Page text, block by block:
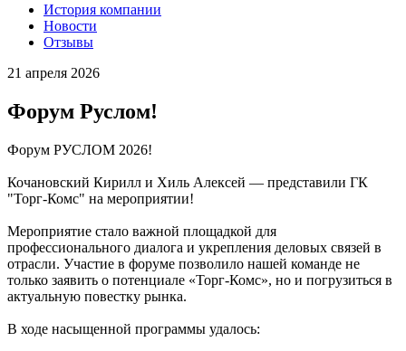
История компании
Новости
Отзывы
21 апреля 2026
Форум Руслом!
Форум РУСЛОМ 2026!
Кочановский Кирилл и Хиль Алексей — представили ГК
"Торг-Комс" на мероприятии!
Мероприятие стало важной площадкой для
профессионального диалога и укрепления деловых связей в
отрасли. Участие в форуме позволило нашей команде не
только заявить о потенциале «Торг‑Комс», но и погрузиться в
актуальную повестку рынка.
В ходе насыщенной программы удалось: